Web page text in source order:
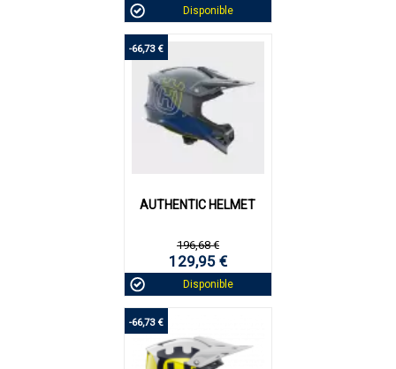
Disponible
-66,73 €
AUTHENTIC HELMET
196,68 €
129,95 €
Disponible
-66,73 €